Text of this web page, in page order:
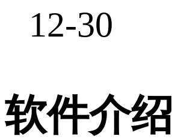
12-30
软件介绍